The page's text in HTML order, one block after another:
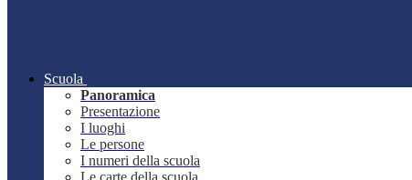
Scuola
Panoramica
Presentazione
I luoghi
Le persone
I numeri della scuola